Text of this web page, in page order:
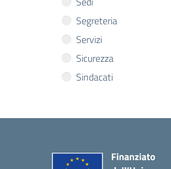
Segreteria
Servizi
Sicurezza
Sindacati